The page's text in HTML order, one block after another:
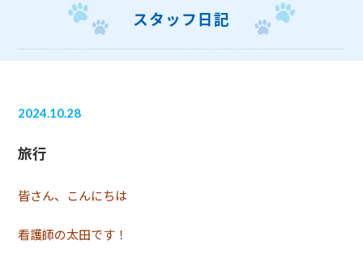
スタッフ日記
2024.10.28
旅行
皆さん、こんにちは
看護師の太田です！